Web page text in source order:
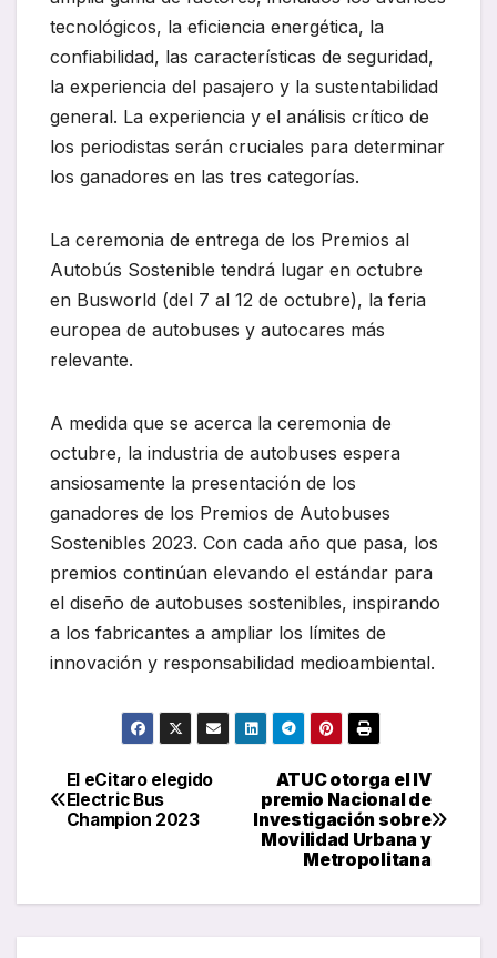
tecnológicos, la eficiencia energética, la
confiabilidad, las características de seguridad,
la experiencia del pasajero y la sustentabilidad
general. La experiencia y el análisis crítico de
los periodistas serán cruciales para determinar
los ganadores en las tres categorías.
La ceremonia de entrega de los Premios al
Autobús Sostenible tendrá lugar en octubre
en Busworld (del 7 al 12 de octubre), la feria
europea de autobuses y autocares más
relevante.
A medida que se acerca la ceremonia de
octubre, la industria de autobuses espera
ansiosamente la presentación de los
ganadores de los Premios de Autobuses
Sostenibles 2023. Con cada año que pasa, los
premios continúan elevando el estándar para
el diseño de autobuses sostenibles, inspirando
a los fabricantes a ampliar los límites de
innovación y responsabilidad medioambiental.
Navegación
de
ATUC otorga el IV
premio Nacional de
Investigación sobre
Movilidad Urbana y
Metropolitana
El eCitaro elegido
Electric Bus
Champion 2023